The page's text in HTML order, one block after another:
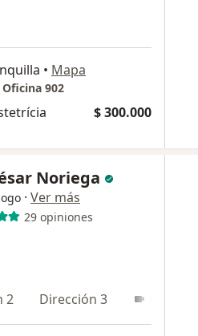
• Mapa
902
$ 300.000
Noriega
· Ver más
29 opiniones
2 Dirección 3